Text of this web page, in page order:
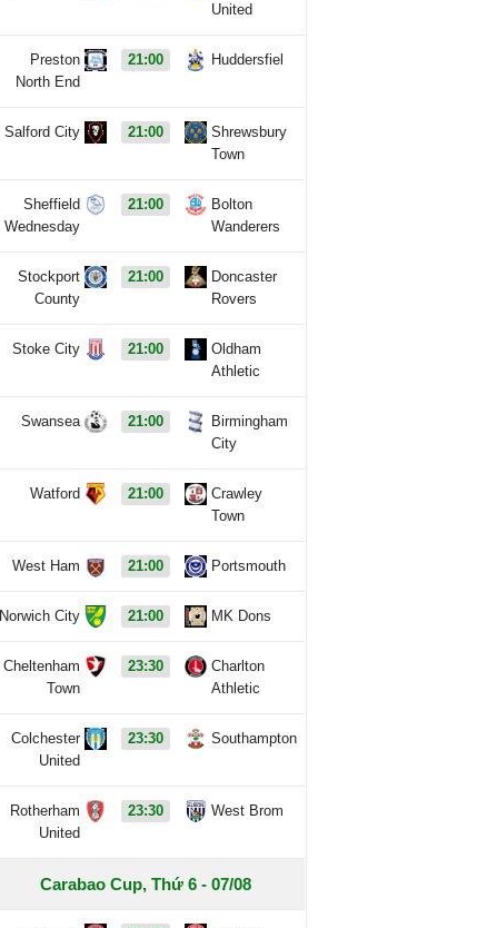
United
Preston
North End
21:00 Huddersfiel
Salford City 21:00
Shrewsbury
Town
Sheffield
Wednesday
21:00
Bolton
Wanderers
Stockport
County
21:00
Doncaster
Rovers
Stoke City 21:00
Oldham
Athletic
Swansea 21:00
Birmingham
City
Watford 21:00
Crawley
Town
West Ham 21:00 Portsmouth
Norwich City 21:00 MK Dons
Cheltenham
Town
23:30
Charlton
Athletic
Colchester
United
23:30 Southampton
Rotherham
United
23:30 West Brom
Carabao Cup, Thứ 6 - 07/08